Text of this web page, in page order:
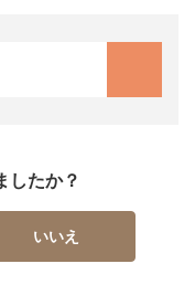
したか？
いいえ